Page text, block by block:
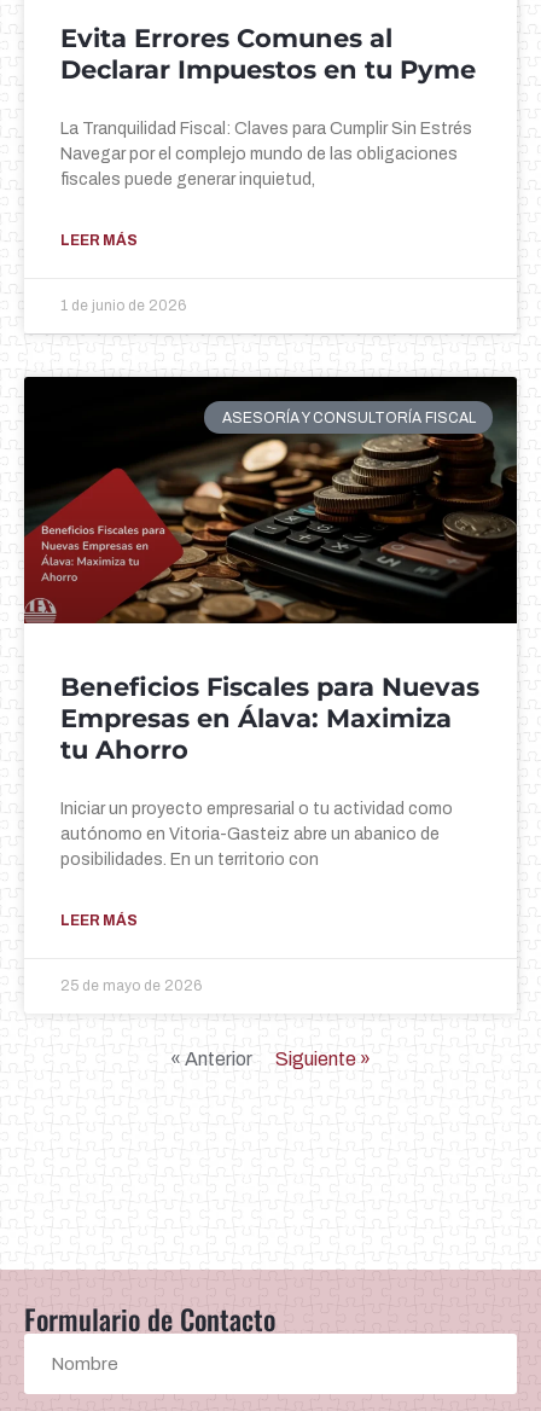
Evita Errores Comunes al
Declarar Impuestos en tu Pyme
La Tranquilidad Fiscal: Claves para Cumplir Sin Estrés
Navegar por el complejo mundo de las obligaciones
fiscales puede generar inquietud,
LEER MÁS
1 de junio de 2026
ASESORÍA Y CONSULTORÍA FISCAL
Beneficios Fiscales para Nuevas
Empresas en Álava: Maximiza
tu Ahorro
Iniciar un proyecto empresarial o tu actividad como
autónomo en Vitoria-Gasteiz abre un abanico de
posibilidades. En un territorio con
LEER MÁS
25 de mayo de 2026
« Anterior Siguiente »
Formulario de Contacto